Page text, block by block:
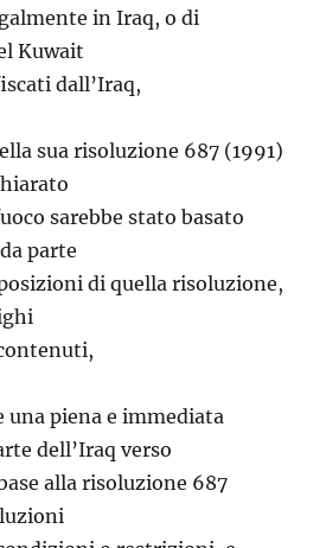
in Iraq, o di
Kuwait
dall’Iraq,
sua risoluzione 687 (1991)
sarebbe stato basato
parte
di quella risoluzione,
una piena e immediata
dell’Iraq verso
alla risoluzione 687